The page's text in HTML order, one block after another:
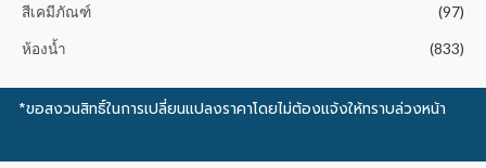
สีเคมีภัณฑ์ (97)
ห้องน้ำ (833)
*ขอสงวนสิทธิ์ในการเปลี่ยนแปลงราคาโดยไม่ต้องแจ้งให้ทราบล่วงหน้า